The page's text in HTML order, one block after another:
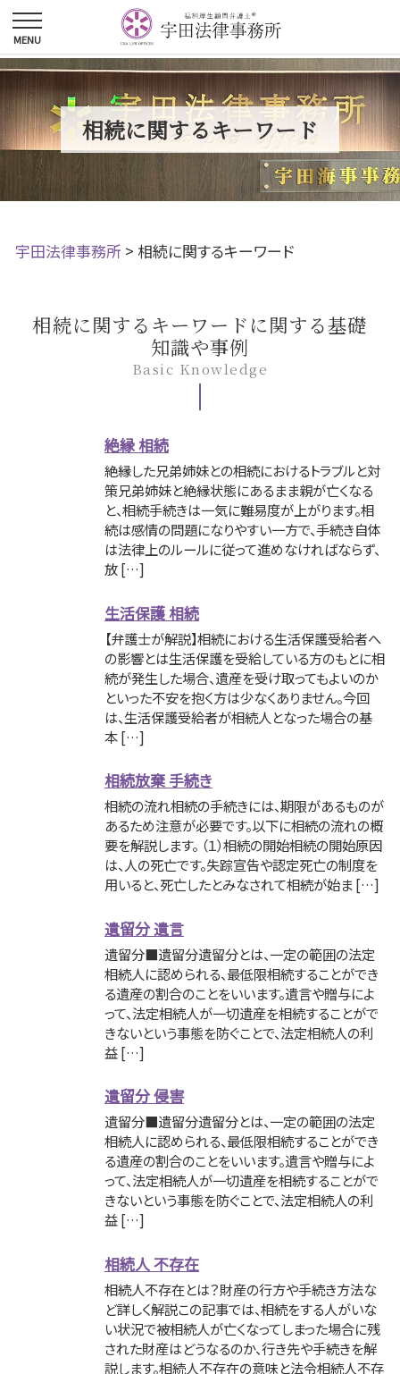
相続に関するキーワード
宇田法律事務所 > 相続に関するキーワード
相続に関するキーワードに関する基礎
知識や事例
Basic Knowledge
絶縁 相続
絶縁した兄弟姉妹との相続におけるトラブルと対
策兄弟姉妹と絶縁状態にあるまま親が亡くなる
と、相続手続きは一気に難易度が上がります。相
続は感情の問題になりやすい一方で、手続き自体
は法律上のルールに従って進めなければならず、
放 […]
生活保護 相続
【弁護士が解説】相続における生活保護受給者へ
の影響とは生活保護を受給している方のもとに相
続が発生した場合、遺産を受け取ってもよいのか
といった不安を抱く方は少なくありません。今回
は、生活保護受給者が相続人となった場合の基
本 […]
相続放棄 手続き
相続の流れ相続の手続きには、期限があるものが
あるため注意が必要です。以下に相続の流れの概
要を解説します。 （１）相続の開始相続の開始原因
は、人の死亡です。失踪宣告や認定死亡の制度を
用いると、死亡したとみなされて相続が始ま […]
遺留分 遺言
遺留分■遺留分遺留分とは、一定の範囲の法定
相続人に認められる、最低限相続することができ
る遺産の割合のことをいいます。遺言や贈与によ
って、法定相続人が一切遺産を相続することがで
きないという事態を防ぐことで、法定相続人の利
益 […]
遺留分 侵害
遺留分■遺留分遺留分とは、一定の範囲の法定
相続人に認められる、最低限相続することができ
る遺産の割合のことをいいます。遺言や贈与によ
って、法定相続人が一切遺産を相続することがで
きないという事態を防ぐことで、法定相続人の利
益 […]
相続人 不存在
相続人不存在とは？財産の行方や手続き方法な
ど詳しく解説この記事では、相続をする人がいな
い状況で被相続人が亡くなってしまった場合に残
された財産はどうなるのか、行き先や手続きを解
説します。相続人不存在の意味と法令相続人不存